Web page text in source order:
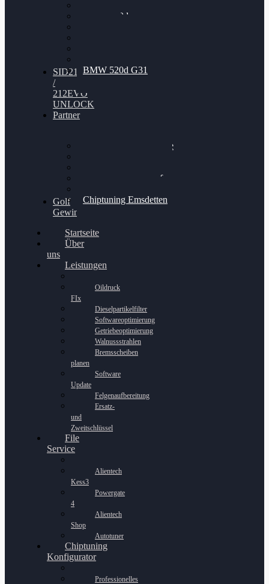
BMW 120d
BMW 520d G31
SID212
/
212EVO
UNLOCK
Partner
Bilgenroth Performance
Chiptuning Schüttorf
Chiptuning Emsdetten
Golf
Gewinnspiel
Startseite
Über
uns
Leistungen
Oildruck
FIx
Dieselpartikelfilter
Softwareoptimierung
Getriebeoptimierung
Walnussstrahlen
Bremsscheiben
planen
Software
Update
Felgenaufbereitung
Ersatz-
und
Zweitschlüssel
File
Service
Alientech
Kess3
Powergate
4
Alientech
Shop
Autotuner
Chiptuning
Konfigurator
Professionelles